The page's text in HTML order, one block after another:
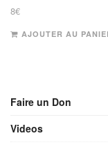
8€
AJOUTER AU
Faire un Don
Videos